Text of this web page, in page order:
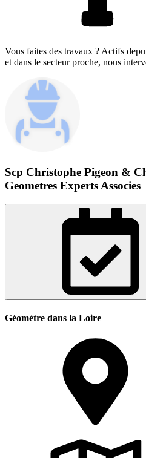
Vous faites des travaux ? Actifs
et dans le secteur proche, nous
Scp Christophe Pigeon &
Geometres Experts Associes
Géomètre dans la Loire